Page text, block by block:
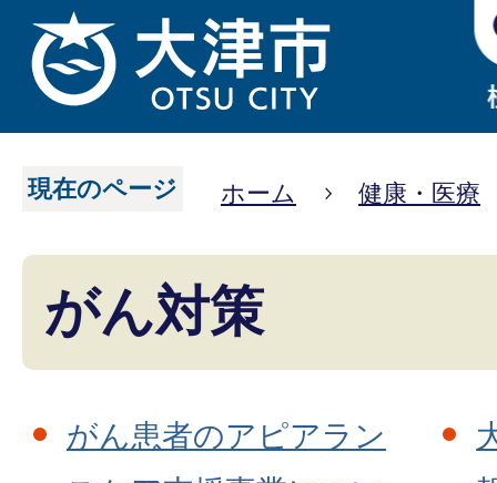
現在のページ ホーム 健康・医療
がん対策
がん患者のアピアラン